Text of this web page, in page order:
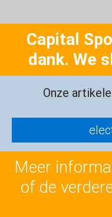
Capital
dank. We
Onze
Meer
of de